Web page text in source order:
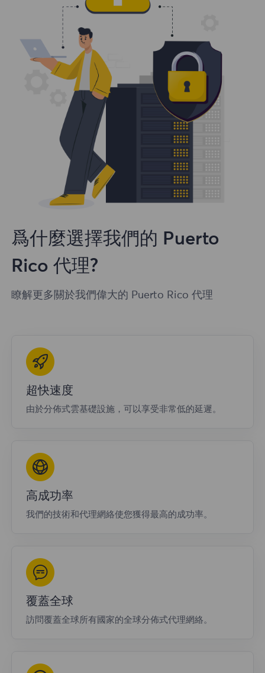
爲什麼選擇我們的 Puerto
Rico 代理?
瞭解更多關於我們偉大的 Puerto Rico 代理
超快速度
由於分佈式雲基礎設施，可以享受非常低的延遲。
高成功率
我們的技術和代理網絡使您獲得最高的成功率。
覆蓋全球
訪問覆蓋全球所有國家的全球分佈式代理網絡。